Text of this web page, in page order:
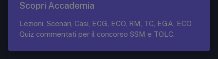
Scopri Accademia
Lezioni, Scenari, Casi, ECG, ECO, RM, TC, EGA, ECO,
Quiz commentati per il concorso SSM e TOLC.